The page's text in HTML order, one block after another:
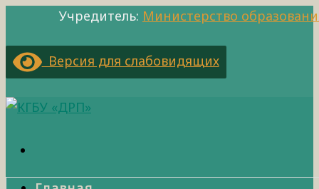
Учредитель: Министерство
Версия для слабовидящих